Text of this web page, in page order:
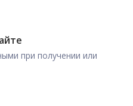
при получении или